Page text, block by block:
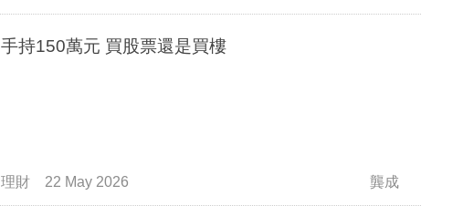
手持150萬元 買股票還是買樓
理財 22 May 2026 龔成